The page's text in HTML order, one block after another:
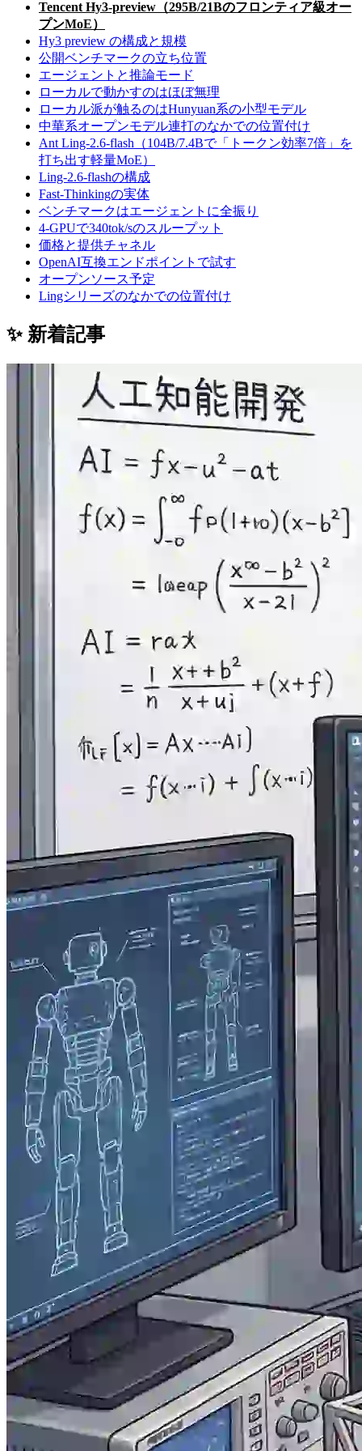
Tencent Hy3-preview（295B/21Bのフロンティア級オー
プンMoE）
Hy3 preview の構成と規模
公開ベンチマークの立ち位置
エージェントと推論モード
ローカルで動かすのはほぼ無理
ローカル派が触るのはHunyuan系の小型モデル
中華系オープンモデル連打のなかでの位置付け
Ant Ling-2.6-flash（104B/7.4Bで「トークン効率7倍」を
打ち出す軽量MoE）
Ling-2.6-flashの構成
Fast-Thinkingの実体
ベンチマークはエージェントに全振り
4-GPUで340tok/sのスループット
価格と提供チャネル
OpenAI互換エンドポイントで試す
オープンソース予定
Lingシリーズのなかでの位置付け
✨ 新着記事